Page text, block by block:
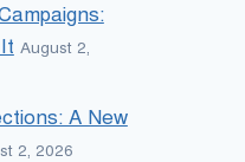
August 2,
A New
2, 2026